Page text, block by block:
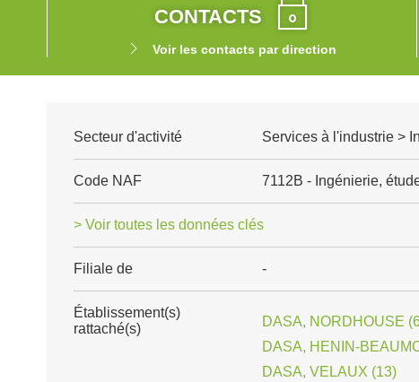
CONTACTS
Voir les contacts par direction
Secteur d'activité Services à l'industrie >
Code NAF 7112B - Ingénierie,
> Voir toutes les données clés
Filiale de -
Établissement(s)
rattaché(s)
DASA, NORDHOUSE
DASA, HENIN-
DASA, VELAUX (13)